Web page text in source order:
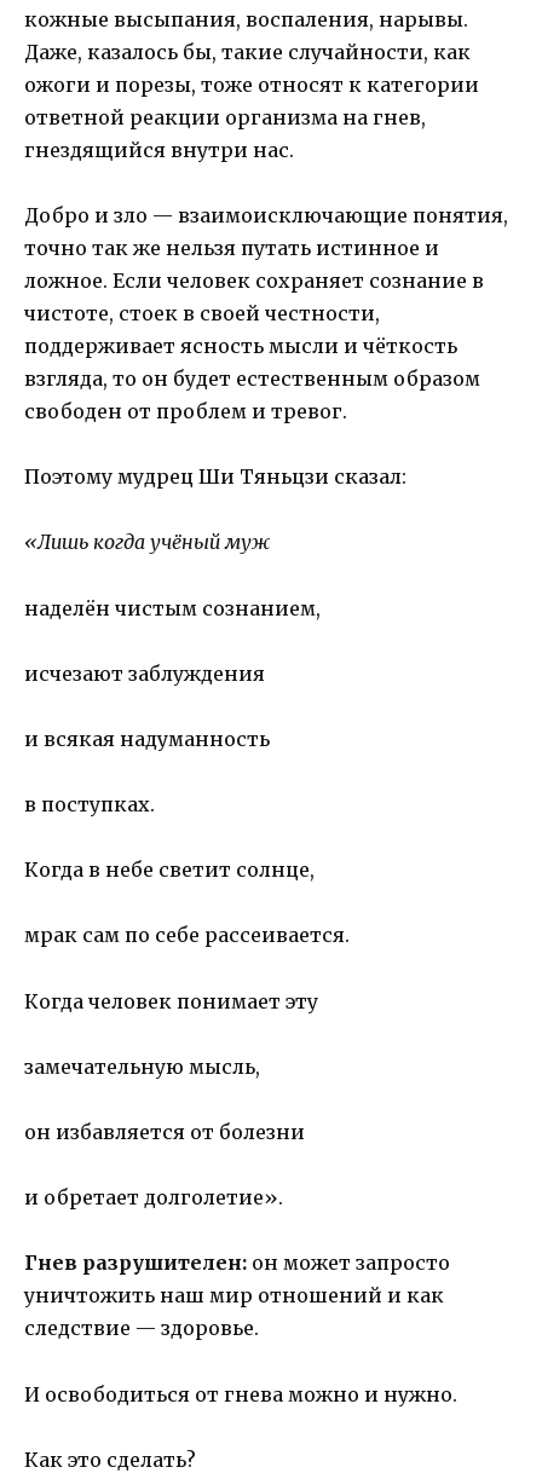
кожные высыпания, воспаления, нарывы.
Даже, казалось бы, такие случайности, как
ожоги и порезы, тоже относят к категории
ответной реакции организма на гнев,
гнездящийся внутри нас.
Добро и зло — взаимоисключающие понятия,
точно так же нельзя путать истинное и
ложное. Если человек сохраняет сознание в
чистоте, стоек в своей честности,
поддерживает ясность мысли и чёткость
взгляда, то он будет естественным образом
свободен от проблем и тревог.
Поэтому мудрец Ши Тяньцзи сказал:
«Лишь когда учёный муж
наделён чистым сознанием,
исчезают заблуждения
и всякая надуманность
в поступках.
Когда в небе светит солнце,
мрак сам по себе рассеивается.
Когда человек понимает эту
замечательную мысль,
он избавляется от болезни
и обретает долголетие».
Гнев разрушителен: он может запросто
уничтожить наш мир отношений и как
следствие — здоровье.
И освободиться от гнева можно и нужно.
Как это сделать?